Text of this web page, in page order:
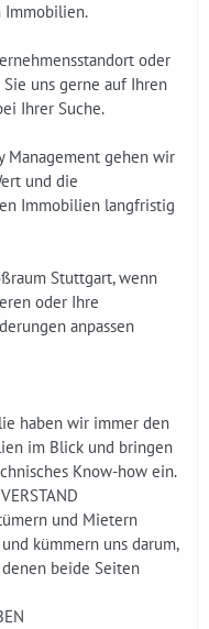
Immobilien.
oder
uns gerne auf Ihren
Ihrer Suche.
Management gehen wir
und die
Immobilien langfristig
Stuttgart, wenn
oder Ihre
anpassen
haben wir immer den
im Blick und bringen
Know-how ein.
und Mietern
kümmern uns darum,
beide Seiten